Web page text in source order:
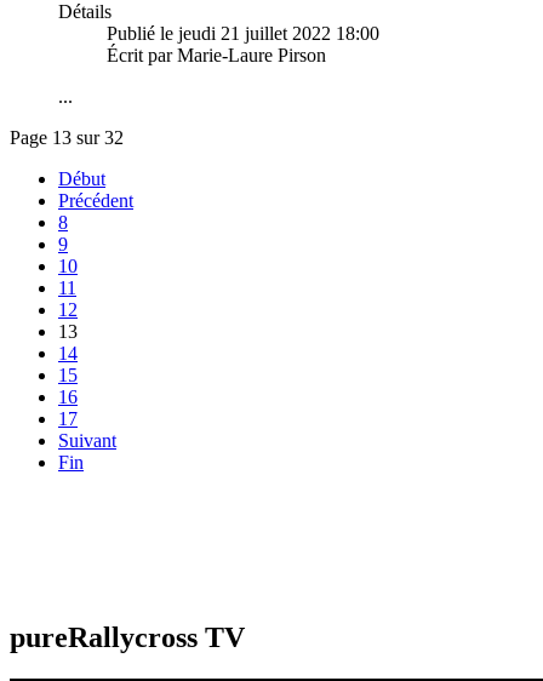
Détails
Publié le jeudi 21 juillet 2022 18:00
Écrit par Marie-Laure Pirson
...
Page 13 sur 32
Début
Précédent
8
9
10
11
12
13
14
15
16
17
Suivant
Fin
pureRallycross TV